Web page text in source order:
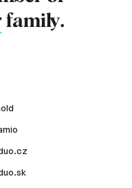
family.